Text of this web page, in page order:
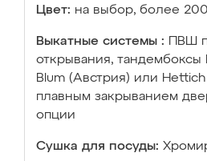
Цвет: на выбор, более
Выкатные системы :
ПВШ
открывания, тандембоксы
Blum (Австрия) или
плавным закрыванием
опции
Сушка для посуды: